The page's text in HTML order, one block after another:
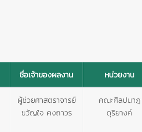
ชื่อเจ้าของผลงาน หน่วยงาน
ผู้ช่วยศาสตราจารย์
ขวัญใจ คงถาวร
คณะศิลปนาฎ
ดุริยางค์